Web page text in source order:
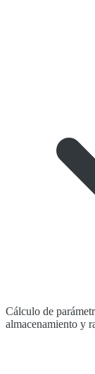
Cálculo de
almacenamiento y